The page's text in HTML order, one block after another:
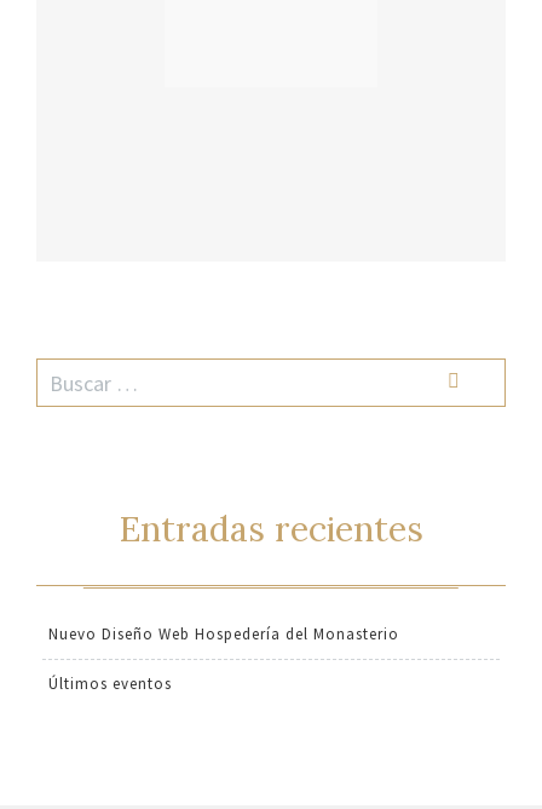
Entradas recientes
Nuevo Diseño Web Hospedería del Monasterio
Últimos eventos